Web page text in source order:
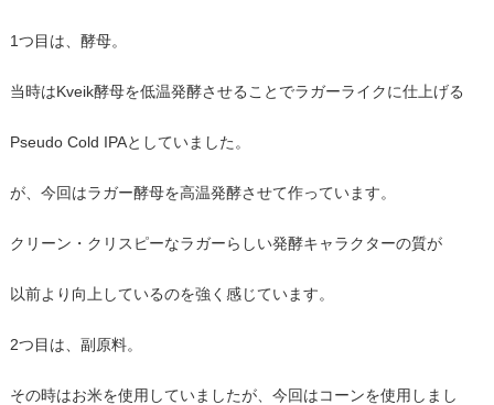
1つ目は、酵母。
当時はKveik酵母を低温発酵させることでラガーライクに仕上げる
Pseudo Cold IPAとしていました。
が、今回はラガー酵母を高温発酵させて作っています。
クリーン・クリスピーなラガーらしい発酵キャラクターの質が
以前より向上しているのを強く感じています。
2つ目は、副原料。
その時はお米を使用していましたが、今回はコーンを使用しまし